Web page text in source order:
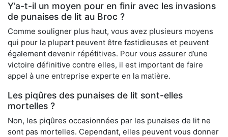
Y’a-t-il un moyen pour en finir avec les invasions
de punaises de lit au Broc ?
Comme souligner plus haut, vous avez plusieurs moyens
qui pour la plupart peuvent être fastidieuses et peuvent
également devenir répétitives. Pour vous assurer d’une
victoire définitive contre elles, il est important de faire
appel à une entreprise experte en la matière.
Les piqûres des punaises de lit sont-elles
mortelles ?
Non, les piqûres occasionnées par les punaises de lit ne
sont pas mortelles. Cependant, elles peuvent vous donner